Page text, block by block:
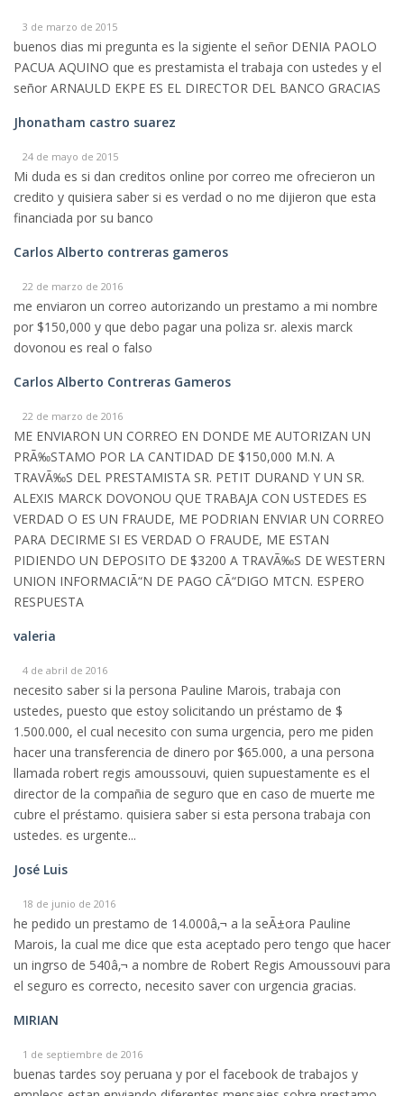
3 de marzo de 2015
buenos dias mi pregunta es la sigiente el señor DENIA PAOLO
PACUA AQUINO que es prestamista el trabaja con ustedes y el
señor ARNAULD EKPE ES EL DIRECTOR DEL BANCO GRACIAS
Jhonatham castro suarez
24 de mayo de 2015
Mi duda es si dan creditos online por correo me ofrecieron un
credito y quisiera saber si es verdad o no me dijieron que esta
financiada por su banco
Carlos Alberto contreras gameros
22 de marzo de 2016
me enviaron un correo autorizando un prestamo a mi nombre
por $150,000 y que debo pagar una poliza sr. alexis marck
dovonou es real o falso
Carlos Alberto Contreras Gameros
22 de marzo de 2016
ME ENVIARON UN CORREO EN DONDE ME AUTORIZAN UN
PRÃ‰STAMO POR LA CANTIDAD DE $150,000 M.N. A
TRAVÃ‰S DEL PRESTAMISTA SR. PETIT DURAND Y UN SR.
ALEXIS MARCK DOVONOU QUE TRABAJA CON USTEDES ES
VERDAD O ES UN FRAUDE, ME PODRIAN ENVIAR UN CORREO
PARA DECIRME SI ES VERDAD O FRAUDE, ME ESTAN
PIDIENDO UN DEPOSITO DE $3200 A TRAVÃ‰S DE WESTERN
UNION INFORMACIÃ“N DE PAGO CÃ“DIGO MTCN. ESPERO
RESPUESTA
valeria
4 de abril de 2016
necesito saber si la persona Pauline Marois, trabaja con
ustedes, puesto que estoy solicitando un préstamo de $
1.500.000, el cual necesito con suma urgencia, pero me piden
hacer una transferencia de dinero por $65.000, a una persona
llamada robert regis amoussouvi, quien supuestamente es el
director de la compañia de seguro que en caso de muerte me
cubre el préstamo. quisiera saber si esta persona trabaja con
ustedes. es urgente...
José Luis
18 de junio de 2016
he pedido un prestamo de 14.000â‚¬ a la seÃ±ora Pauline
Marois, la cual me dice que esta aceptado pero tengo que hacer
un ingrso de 540â‚¬ a nombre de Robert Regis Amoussouvi para
el seguro es correcto, necesito saver con urgencia gracias.
MIRIAN
1 de septiembre de 2016
buenas tardes soy peruana y por el facebook de trabajos y